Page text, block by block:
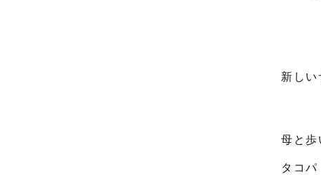
新しい
母と歩
タコパ